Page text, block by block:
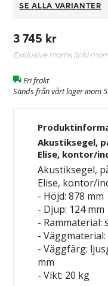
SE ALLA VARIANTER
3 745 kr
Exklusive moms (Inkl
Fri frakt
Sänds från vårt lager inom
Akustiksegel,
Elise, kontor/
Akustiksegel,
Elise, kontor/
- Höjd: 878 mm
- Djup: 124 mm
- Rammaterial:
-
- Väggfärg:
mm
- Vikt: 20 kg